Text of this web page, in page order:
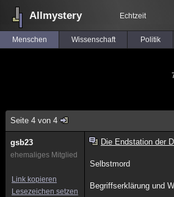
Allmystery Echtzeit
Menschen Wissenschaft Politik
Seite 4 von 4
gsb23
ehemaliges Mitglied
Link kopieren
Lesezeichen setzen
Die Endstation der
Selbstmord
Begriffserklärung und